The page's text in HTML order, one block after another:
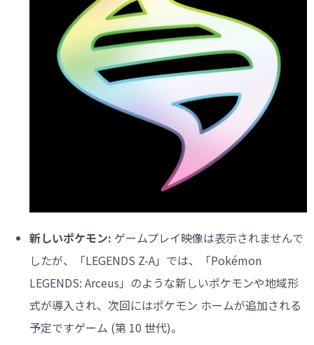
新しいポケモン: ゲームプレイ映像は表示されませんで
したが、「LEGENDS Z-A」では、「Pokémon
LEGENDS: Arceus」のような新しいポケモンや地域形
式が導入され、次回にはポケモン ホームが追加される
予定ですゲーム (第 10 世代)。